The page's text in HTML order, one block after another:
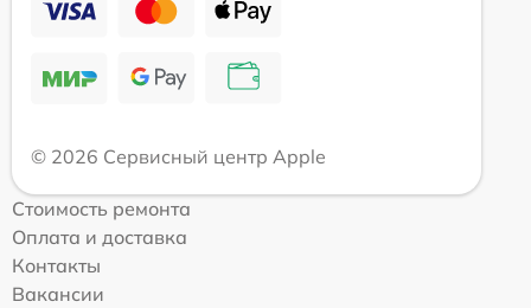
© 2026 Сервисный центр Apple
Стоимость ремонта
Оплата и доставка
Контакты
Вакансии